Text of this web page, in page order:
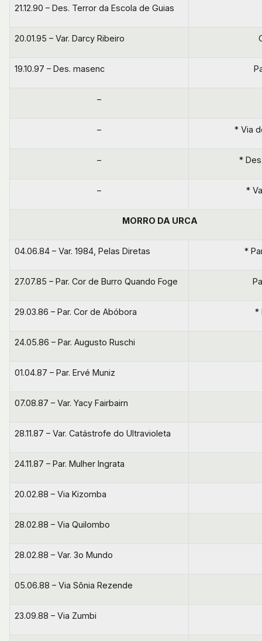
21.12.90 – Des. Terror da Escola de Guias
20.01.95 – Var. Darcy Ribeiro
19.10.97 – Des. masenc
–
– * Via
– *
– *
MORRO DA URCA
04.06.84 – Var. 1984, Pelas Diretas *
27.07.85 – Par. Cor de Burro Quando Foge
29.03.86 – Par. Cor de Abóbora *
24.05.86 – Par. Augusto Ruschi
01.04.87 – Par. Ervé Muniz
07.08.87 – Var. Yacy Fairbairn
28.11.87 – Var. Catástrofe do Ultravioleta
24.11.87 – Par. Mulher Ingrata
20.02.88 – Via Kizomba
28.02.88 – Via Quilombo
28.02.88 – Var. 3o Mundo
05.06.88 – Via Sônia Rezende
23.09.88 – Via Zumbi